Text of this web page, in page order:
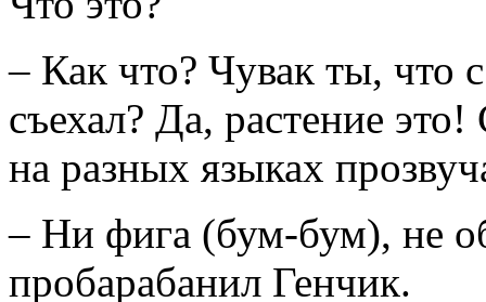
– Как что? Чувак ты,
съехал? Да, растение
на разных языках
– Ни фига (бум-бум), не
пробарабанил Генчик.